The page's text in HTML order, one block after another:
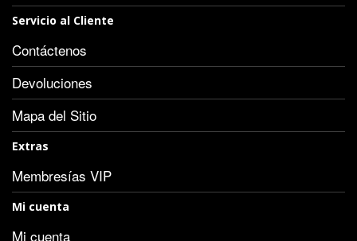
Servicio al Cliente
Contáctenos
Devoluciones
Mapa del Sitio
Extras
Membresías VIP
Mi cuenta
Mi cuenta